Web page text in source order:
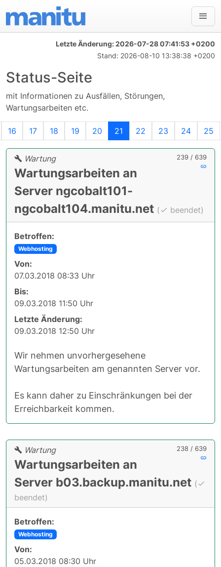
Letzte Änderung:2026-07-28 07:41:53 +0200
Stand: 2026-08-10 13:38:38 +0200
Status-Seite
mit Informationen zu Ausfällen, Störungen,
Wartungsarbeiten etc.
16 17 18 19 20 21 22 23 24 25
239 / 639
Wartung
Wartungsarbeiten an
Server ngcobalt101-
ngcobalt104.manitu.net ( beendet)
Betroffen:
Webhosting
Von:
07.03.2018 08:33 Uhr
Bis:
09.03.2018 11:50 Uhr
Letzte Änderung:
09.03.2018 12:50 Uhr
Wir nehmen unvorhergesehene
Wartungsarbeiten am genannten Server vor.
Es kann daher zu Einschränkungen bei der
Erreichbarkeit kommen.
238 / 639
Wartung
Wartungsarbeiten an
Server b03.backup.manitu.net (
beendet)
Betroffen:
Webhosting
Von:
05.03.2018 08:30 Uhr